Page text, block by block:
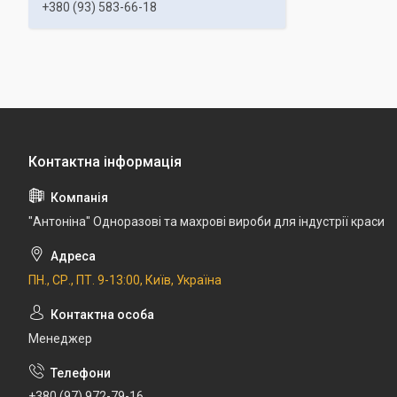
+380 (93) 583-66-18
"Антоніна" Одноразові та махрові вироби для індустрії краси
ПН., СР., ПТ. 9-13:00, Київ, Україна
Менеджер